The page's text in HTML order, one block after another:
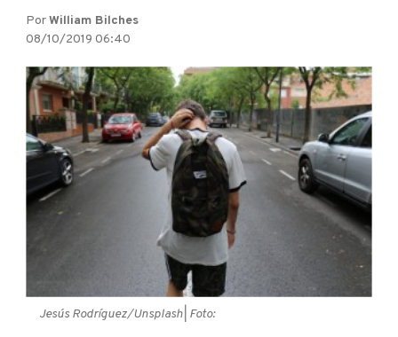
PorWilliam Bilches
08/10/2019 06:40
Jesús Rodríguez/Unsplash | Foto: